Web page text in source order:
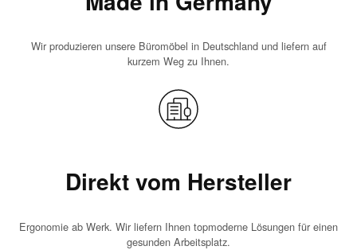
Wir produzieren unsere Büromöbel in Deutschland und liefern auf
kurzem Weg zu Ihnen.
Direkt vom Hersteller
Ergonomie ab Werk. Wir liefern Ihnen topmoderne Lösungen für einen
gesunden Arbeitsplatz.